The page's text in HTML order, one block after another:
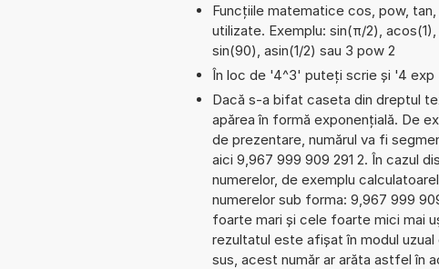
Funcțiile matematice cos, pow,
utilizate. Exemplu: sin(π/2),
sin(90), asin(1/2) sau 3 pow 2
În loc de '4^3' puteți scrie și '4 exp
Dacă s-a bifat caseta din dreptul
apărea în formă exponențială. De
de prezentare, numărul va fi
aici 9,967 999 909 291 2. În cazul
numerelor, de exemplu
numerelor sub forma: 9,967 999
foarte mari și cele foarte mici mai
rezultatul este afișat în modul uzual
sus, acest număr ar arăta astfel în